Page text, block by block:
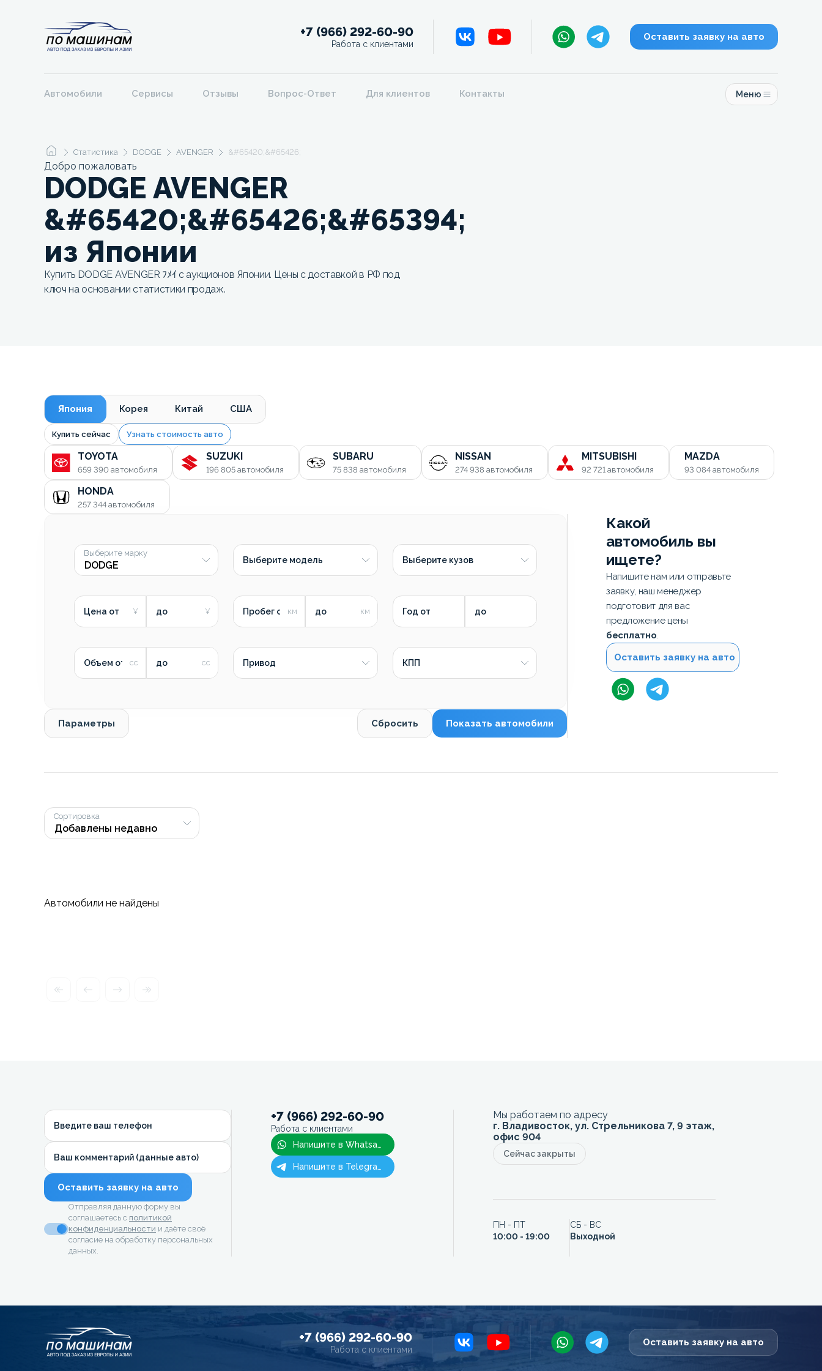
+7 (966) 292-60-90
Работа с клиентами
Оставить заявку на авто
Автомобили Сервисы Отзывы Вопрос-Ответ Для клиентов Контакты Меню
Статистика DODGE AVENGER &#65420;&#65426;&#65394;
Добро пожаловать
DODGE AVENGER
&#65420;&#65426;&#65394;
из Японии
Купить DODGE AVENGER ﾌﾒｲ с аукционов Японии. Цены с доставкой в РФ под
ключ на основании статистики продаж.
Япония Корея Китай США
Купить сейчас Узнать стоимость авто
TOYOTA
659 390 автомобиля
SUZUKI
196 805 автомобиля
SUBARU
75 838 автомобиля
NISSAN
274 938 автомобиля
MITSUBISHI
92 721 автомобиля
MAZDA
93 084 автомобиля
HONDA
257 344 автомобиля
Выберите марку
Выберите модель Выберите кузов
Цена от до Пробег от до Год от до
Объем от до Привод КПП
Параметры Сбросить Показать автомобили
Какой
автомобиль вы
ищете?
Напишите нам или отправьте
заявку, наш менеджер
подготовит для вас
предложение цены
бесплатно.
Оставить заявку на авто
Сортировка
Автомобили не найдены
Введите ваш телефон
Ваш комментарий (данные авто)
Оставить заявку на авто
Отправляя данную форму вы
соглашаетесь с политикой
конфиденциальности и даёте своё
согласие на обработку персональных
данных.
+7 (966) 292-60-90
Работа с клиентами
Напишите в Whatsapp
Напишите в Telegram
Мы работаем по адресу
г. Владивосток, ул. Стрельникова 7, 9 этаж,
офис 904
Сейчас закрыты
ПН - ПТ
10:00 - 19:00
СБ - ВС
Выходной
+7 (966) 292-60-90
Работа с клиентами
Оставить заявку на авто